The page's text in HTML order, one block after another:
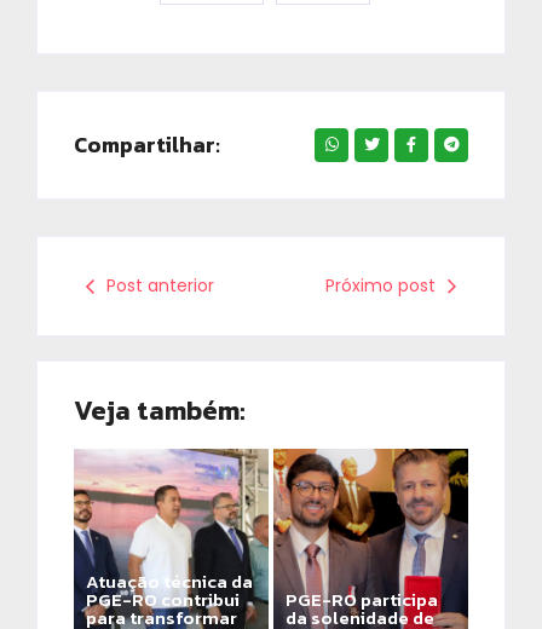
Compartilhar:
Post anterior Próximo post
Veja também:
Atuação técnica da
PGE-RO contribui
para transformar
PGE-RO participa
da solenidade de